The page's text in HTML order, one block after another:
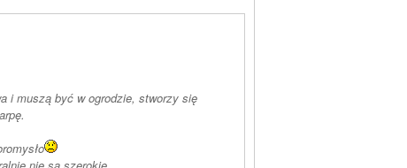
i muszą być w ogrodzie, stworzy się